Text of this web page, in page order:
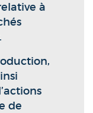
à
de